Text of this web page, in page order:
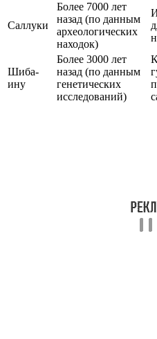
Саллуки
Более 7000 лет
назад (по данным
археологических
находок)
Шиба-
ину
Более 3000 лет
назад (по данным
генетических
исследований)